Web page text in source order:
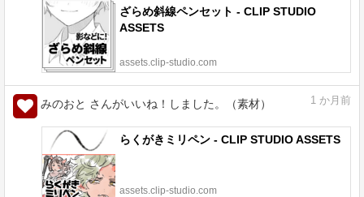
ざらめ斜線ペンセット - CLIP STUDIO
ASSETS
assets.clip-studio.com
みのおと さんがいいね！しました。（素材） 1 か月前
らくがきミリペン - CLIP STUDIO ASSETS
assets.clip-studio.com